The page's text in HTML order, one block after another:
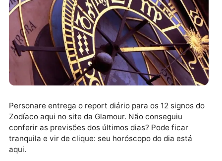
Personare entrega o report diário para os 12 signos